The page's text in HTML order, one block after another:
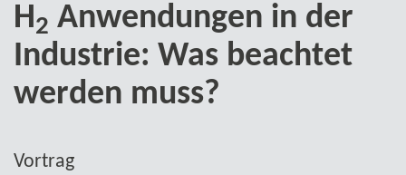
H2 Anwendungen in der
Industrie: Was beachtet
werden muss?
Vortrag